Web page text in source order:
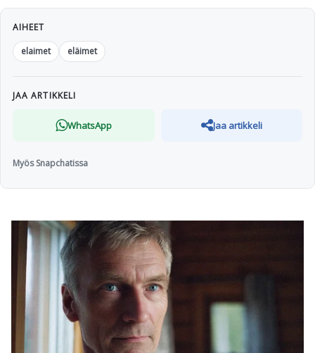
AIHEET
elaimet
eläimet
JAA ARTIKKELI
WhatsApp Jaa artikkeli
Myös Snapchatissa